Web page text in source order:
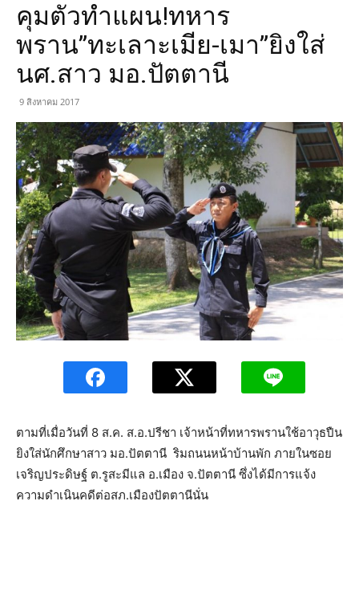
คุมตัวทำแผน!ทหาร
พราน”ทะเลาะเมีย-เมา”ยิงใส่
นศ.สาว มอ.ปัตตานี
9 สิงหาคม 2017
ตามที่เมื่อวันที่ 8 ส.ค. ส.อ.ปรีชา เจ้าหน้าที่ทหารพรานใช้อาวุธปืน
ยิงใส่นักศึกษาสาว มอ.ปัตตานี ริมถนนหน้าบ้านพัก ภายในซอย
เจริญประดิษฐ์ ต.รูสะมีแล อ.เมือง จ.ปัตตานี ซึ่งได้มีการแจ้ง
ความดำเนินคดีต่อสภ.เมืองปัตตานีนั่น